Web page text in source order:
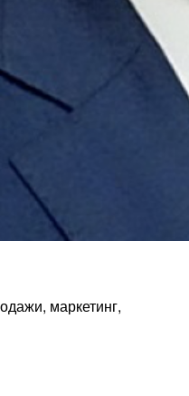
маркетинг,